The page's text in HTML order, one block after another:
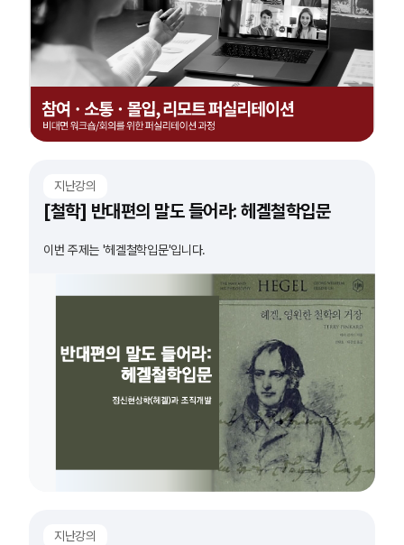
지난강의
[철학] 반대편의 말도 들어라: 헤겔철학입문
이번 주제는 '헤겔철학입문'입니다.
지난강의